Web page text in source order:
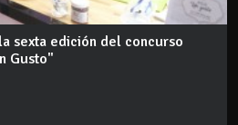
sexta edición del concurso
Gusto"